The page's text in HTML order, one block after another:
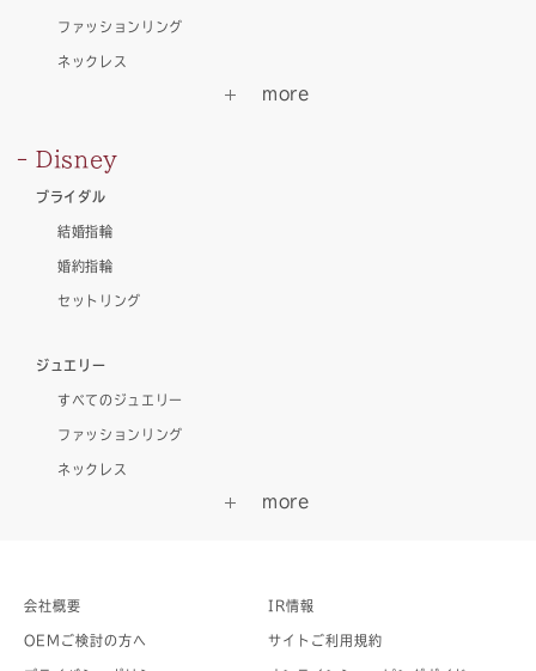
ファッションリング
ネックレス
Disney
ブライダル
結婚指輪
婚約指輪
セットリング
ジュエリー
すべてのジュエリー
ファッションリング
ネックレス
会社概要 IR情報
OEMご検討の方へ サイトご利用規約